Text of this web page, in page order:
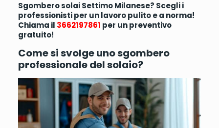
Sgombero solai Settimo Milanese? Scegli i
professionisti per un lavoro pulito e a norma!
Chiama il 3662197861 per un preventivo
gratuito!
Come si svolge uno sgombero
professionale del solaio?